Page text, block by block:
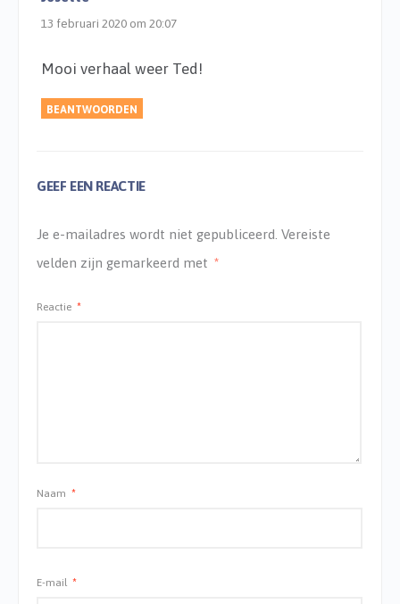
13 februari 2020 om 20:07
Mooi verhaal weer Ted!
BEANTWOORDEN
GEEF EEN REACTIE
Je e-mailadres wordt niet gepubliceerd. Vereiste
velden zijn gemarkeerd met *
Reactie *
Naam *
E-mail *